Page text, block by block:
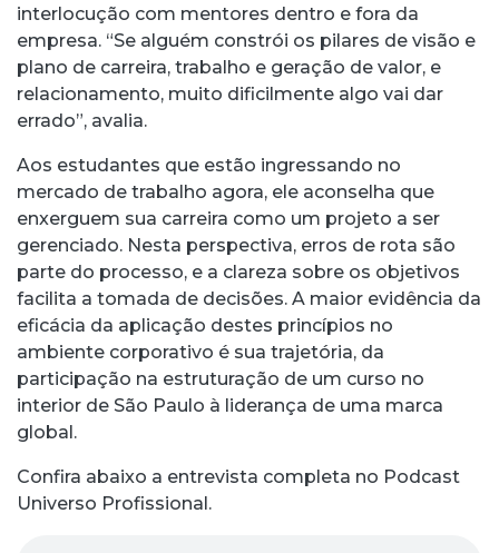
interlocução com mentores dentro e fora da
empresa. “Se alguém constrói os pilares de visão e
plano de carreira, trabalho e geração de valor, e
relacionamento, muito dificilmente algo vai dar
errado”, avalia.
Aos estudantes que estão ingressando no
mercado de trabalho agora, ele aconselha que
enxerguem sua carreira como um projeto a ser
gerenciado. Nesta perspectiva, erros de rota são
parte do processo, e a clareza sobre os objetivos
facilita a tomada de decisões. A maior evidência da
eficácia da aplicação destes princípios no
ambiente corporativo é sua trajetória, da
participação na estruturação de um curso no
interior de São Paulo à liderança de uma marca
global.
Confira abaixo a entrevista completa no Podcast
Universo Profissional.